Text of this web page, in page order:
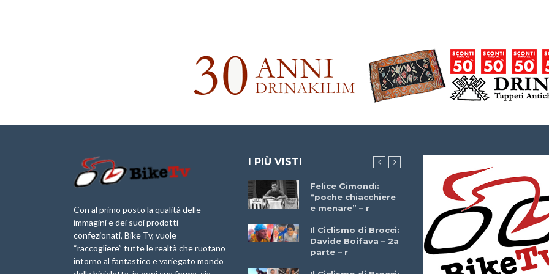
Con al primo posto la qualità delle
immagini e dei suoi prodotti
confezionati, Bike Tv, vuole
“raccogliere” tutte le realtà che ruotano
intorno al fantastico e variegato mondo
I PIÙ VISTI
Briko Torino – 11
Marathon 2025”
IX Ed. “Tra
Borghi&Castelli” –
Anteprima
Felice Gimondi:
“poche chiacchiere
e menare” – r
Il Ciclismo di Brocci:
Davide Boifava – 2a
parte – r
Brocci Incontra
Giuseppe Martinelli
– r
Che cos’è il
triathlon? Con
Simone Diamantini